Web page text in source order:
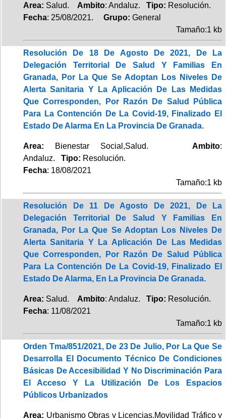
Area: Salud. Ambito: Andaluz. Tipo: Resolución.
Fecha: 25/08/2021. Grupo: General
Tamaño:1 kb
Resolución De 18 De Agosto De 2021, De La
Delegación Territorial De Salud Y Familias En
Granada, Por La Que Se Adoptan Los Niveles De
Alerta Sanitaria Y La Aplicación De Las Medidas
Que Corresponden, Por Razón De Salud Pública
Para La Contención De La Covid-19, Finalizado El
Estado De Alarma En La Provincia De Granada.
Area: Bienestar Social,Salud. Ambito:
Andaluz. Tipo: Resolución.
Fecha: 18/08/2021
Tamaño:1 kb
Resolución De 11 De Agosto De 2021, De La
Delegación Territorial De Salud Y Familias En
Granada, Por La Que Se Adoptan Los Niveles De
Alerta Sanitaria Y La Aplicación De Las Medidas
Que Corresponden, Por Razón De Salud Pública
Para La Contención De La Covid-19, Finalizado El
Estado De Alarma, En La Provincia De Granada.
Area: Salud. Ambito: Andaluz. Tipo: Resolución.
Fecha: 11/08/2021
Tamaño:1 kb
Orden Tma/851/2021, De 23 De Julio, Por La Que Se
Desarrolla El Documento Técnico De Condiciones
Básicas De Accesibilidad Y No Discriminación Para
El Acceso Y La Utilización De Los Espacios
Públicos Urbanizados
Area: Urbanismo Obras y Licencias,Movilidad Tráfico y